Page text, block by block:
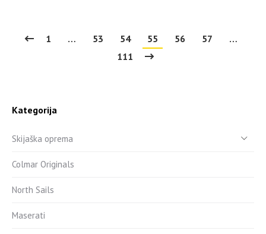
1 … 53 54 55 56 57
…
111
Kategorija
Skijaška oprema
Colmar Originals
North Sails
Maserati